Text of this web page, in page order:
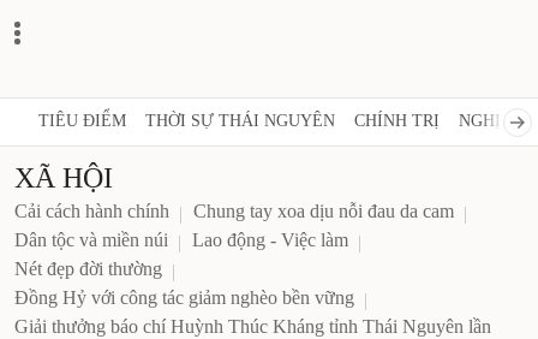
TIÊU ĐIỂM THỜI SỰ THÁI NGUYÊN CHÍNH TRỊ NGHỊ
XÃ HỘI
Cải cách hành chính
Chung tay xoa dịu nỗi đau da cam
Dân tộc và miền núi
Nét đẹp đời thường
Đồng Hỷ với công tác giảm nghèo bền vững